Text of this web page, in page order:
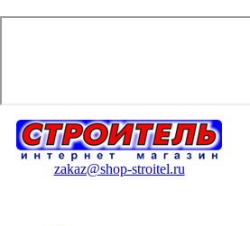
zakaz@shop-stroitel.ru